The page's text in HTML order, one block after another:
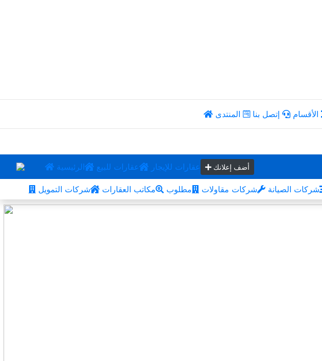
الأقسام إتصل بنا المنتدى
الرئيسية عقارات للبيع عقارات للإيجار أضف إعلانك
شركات التمويل مكاتب العقارات مطلوب شركات مقاولات شركات الصيانة